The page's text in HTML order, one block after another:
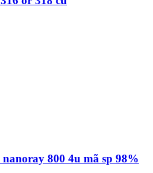
800 4u mã sp 98%